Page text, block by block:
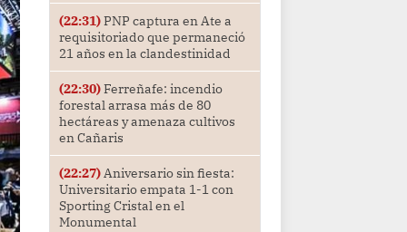
(22:31)PNP captura en Ate a
requisitoriado que permaneció
21 años en la clandestinidad
(22:30)Ferreñafe: incendio
forestal arrasa más de 80
hectáreas y amenaza cultivos
en Cañaris
(22:27)Aniversario sin fiesta:
Universitario empata 1-1 con
Sporting Cristal en el
Monumental